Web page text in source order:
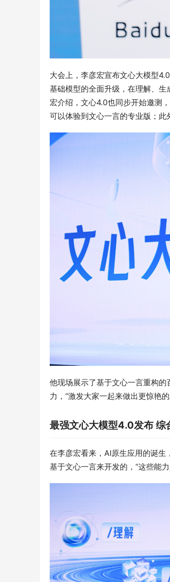
大会上，李彦宏宣布文心大模型
基础模型的全面升级，在理解、
宏介绍，文心4.0也同步开始邀测
可以体验到文心一言的专业版；此
他现场展示了基于文心一言重构
力，“激发大家一起来做出更惊艳的
最强文心大模型4.0发布
在李彦宏看来，AI原生应用的诞
基于文心一言来开发的，“这些能